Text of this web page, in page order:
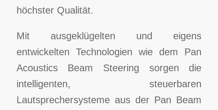
höchster Qualität.
Mit ausgeklügelten und eigens
entwickelten Technologien wie dem Pan
Acoustics Beam Steering sorgen die
intelligenten, steuerbaren
Lautsprechersysteme aus der Pan Beam